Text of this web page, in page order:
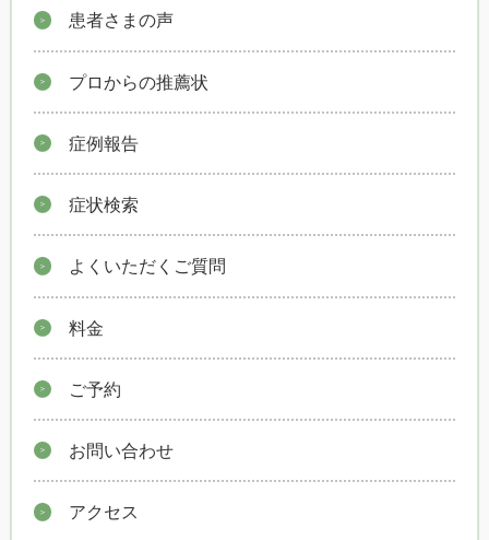
患者さまの声
プロからの推薦状
症例報告
症状検索
よくいただくご質問
料金
ご予約
お問い合わせ
アクセス